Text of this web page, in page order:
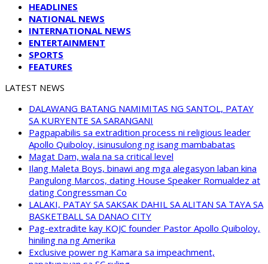
HEADLINES
NATIONAL NEWS
INTERNATIONAL NEWS
ENTERTAINMENT
SPORTS
FEATURES
LATEST NEWS
DALAWANG BATANG NAMIMITAS NG SANTOL, PATAY
SA KURYENTE SA SARANGANI
Pagpapabilis sa extradition process ni religious leader
Apollo Quiboloy, isinusulong ng isang mambabatas
Magat Dam, wala na sa critical level
Ilang Maleta Boys, binawi ang mga alegasyon laban kina
Pangulong Marcos, dating House Speaker Romualdez at
dating Congressman Co
LALAKI, PATAY SA SAKSAK DAHIL SA ALITAN SA TAYA SA
BASKETBALL SA DANAO CITY
Pag-extradite kay KOJC founder Pastor Apollo Quiboloy,
hiniling na ng Amerika
Exclusive power ng Kamara sa impeachment,